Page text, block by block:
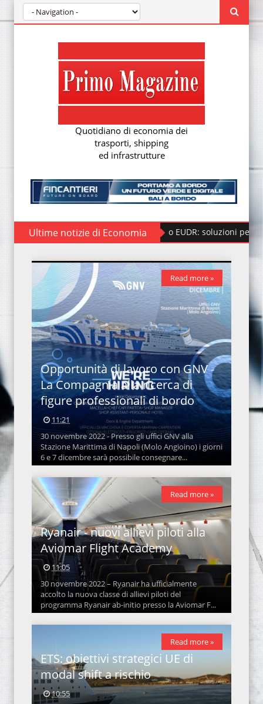
Quotidiano di economia dei
trasporti, shipping
ed infrastrutture
Ultime notizie di Economia
Regolamento EUDR: soluzioni per la nuova
Opportunità di lavoro con GNV -
La Compagnia alla ricerca di
figure professionali di bordo
11:21
30 novembre 2022 - Presso gli uffici GNV alla
Stazione Marittima di Napoli (Molo Angioino) i giorni
6 e 7 dicembre sarà possibile consegnare...
Read more »
Ryanair - nuovi allievi piloti alla
Aviomar Flight Academy
11:05
30 novembre 2022 – Ryanair ha ufficialmente
accolto la nuova classe di allievi piloti del
programma Ryanair ab-initio presso la Aviomar F...
Read more »
ETS: obiettivi strategici UE di
modal shift a rischio
10:55
Read more »